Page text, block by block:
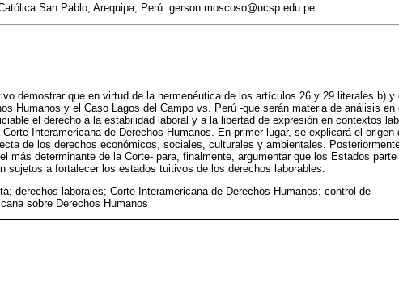
San Pablo, Arequipa, Perú. gerson.moscoso@ucsp.edu.pe
demostrar que en virtud de la hermenéutica de los artículos 26 y 29 literales b) y
Humanos y el Caso Lagos del Campo vs. Perú -que serán materia de análisis en
el derecho a la estabilidad laboral y a la libertad de expresión en contextos
Interamericana de Derechos Humanos. En primer lugar, se explicará el origen
de los derechos económicos, sociales, culturales y ambientales.
más determinante de la Corte- para, finalmente, argumentar que los Estados parte
sujetos a fortalecer los estados tuitivos de los derechos laborables.
derechos laborales; Corte Interamericana de Derechos Humanos; control de
sobre Derechos Humanos